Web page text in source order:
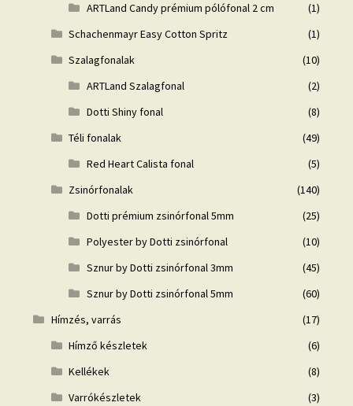
ARTLand Candy prémium pólófonal 2 cm
(1)
Schachenmayr Easy Cotton Spritz
(1)
Szalagfonalak
(10)
ARTLand Szalagfonal
(2)
Dotti Shiny fonal
(8)
Téli fonalak
(49)
Red Heart Calista fonal
(5)
Zsinórfonalak
(140)
Dotti prémium zsinórfonal 5mm
(25)
Polyester by Dotti zsinórfonal
(10)
Sznur by Dotti zsinórfonal 3mm
(45)
Sznur by Dotti zsinórfonal 5mm
(60)
Hímzés, varrás
(17)
Hímző készletek
(6)
Kellékek
(8)
Varrókészletek
(3)